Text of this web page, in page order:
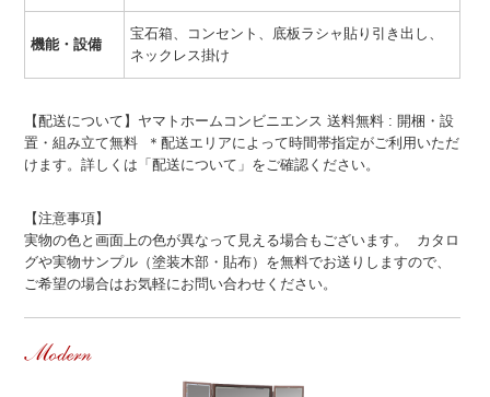
機能・設備
宝石箱、コンセント、底板ラシャ貼り引き出し、
ネックレス掛け
【配送について】ヤマトホームコンビニエンス 送料無料 : 開梱・設
置・組み立て無料 ＊配送エリアによって時間帯指定がご利用いただ
けます。詳しくは「配送について」をご確認ください。
【注意事項】
実物の色と画面上の色が異なって見える場合もございます。 カタロ
グや実物サンプル（塗装木部・貼布）を無料でお送りしますので、
ご希望の場合はお気軽にお問い合わせください。